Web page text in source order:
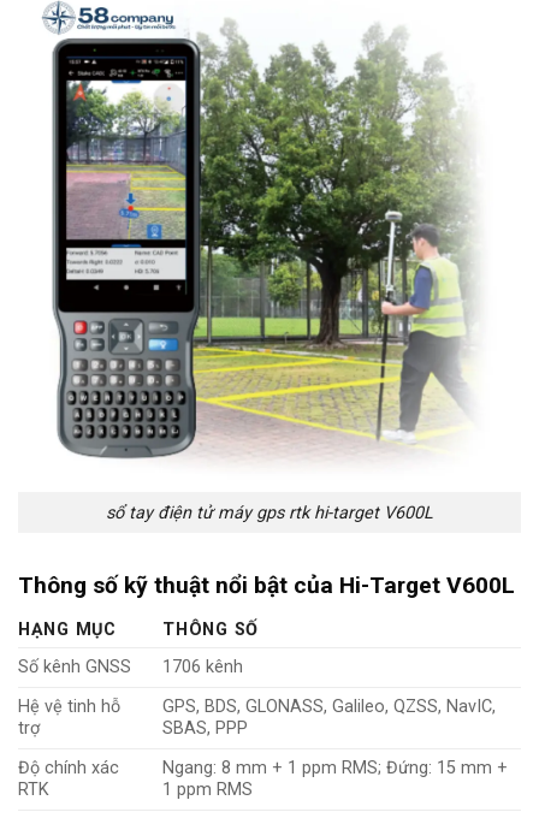
sổ tay điện tử máy gps rtk hi-target V600L
Thông số kỹ thuật nổi bật của Hi-Target V600L
HẠNG MỤC
THÔNG SỐ
Số kênh GNSS
1706 kênh
Hệ vệ tinh hỗ
trợ
GPS, BDS, GLONASS, Galileo, QZSS, NavIC,
SBAS, PPP
Độ chính xác
RTK
Ngang: 8 mm + 1 ppm RMS; Đứng: 15 mm +
1 ppm RMS